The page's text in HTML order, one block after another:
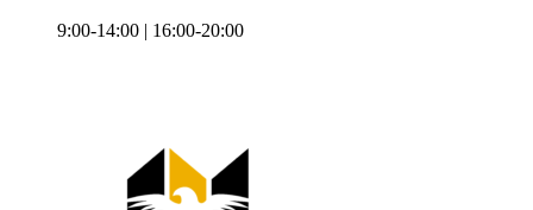
9:00-14:00 | 16:00-20:00